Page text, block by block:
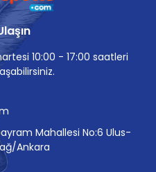
10:00 - 17:00 saatleri
Mahallesi No:6 Ulus-
Ankara